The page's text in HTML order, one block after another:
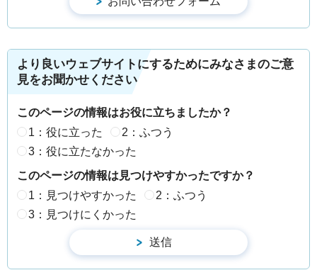
より良いウェブサイトにするためにみなさまのご意
見をお聞かせください
このページの情報はお役に立ちましたか？
1：役に立った
2：ふつう
3：役に立たなかった
このページの情報は見つけやすかったですか？
1：見つけやすかった
2：ふつう
3：見つけにくかった